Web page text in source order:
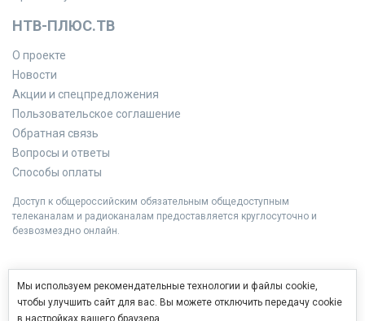
НТВ-ПЛЮС.ТВ
О проекте
Новости
Акции и спецпредложения
Пользовательское соглашение
Обратная связь
Вопросы и ответы
Способы оплаты
Доступ к общероссийским обязательным общедоступным
телеканалам и радиоканалам предоставляется круглосуточно и
безвозмездно онлайн.
Мы используем рекомендательные технологии и файлы cookie,
чтобы улучшить сайт для вас. Вы можете отключить передачу cookie
в настройках вашего браузера